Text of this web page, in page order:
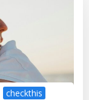
checkthis